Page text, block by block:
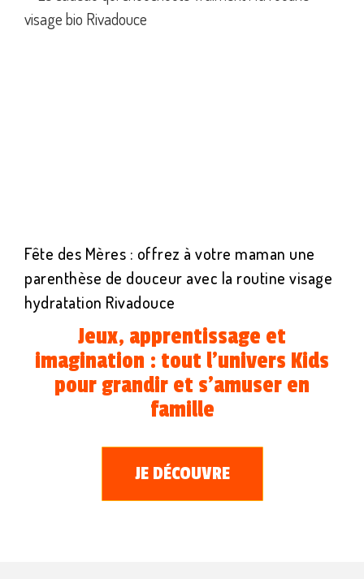
Fête des Mères : offrez à votre maman une
parenthèse de douceur avec la routine visage
hydratation Rivadouce
Jeux, apprentissage et
imagination : tout l’univers Kids
pour grandir et s’amuser en
famille
JE DÉCOUVRE